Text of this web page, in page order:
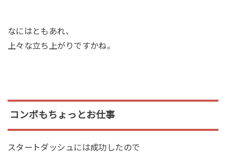
なにはともあれ、
上々な立ち上がりですかね。
コンボもちょっとお仕事
スタートダッシュには成功したので